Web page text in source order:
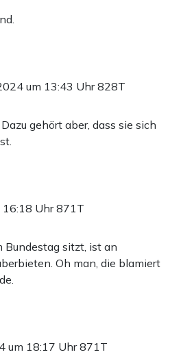
um 13:43 Uhr828T
Dazu gehört aber, dass sie sich
16:18 Uhr871T
Bundestag sitzt, ist an
Oh man, die blamiert
um 18:17 Uhr871T